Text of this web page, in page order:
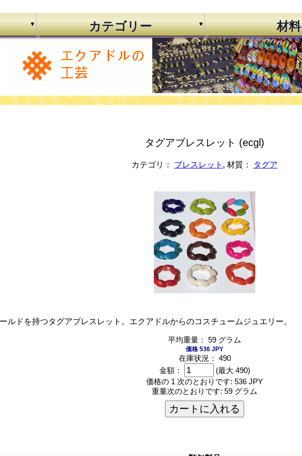
カテゴリー 材料
タグアブレスレット (ecgl)
カテゴリ： ブレスレット , 材質： タグア
ルドを持つタグアブレスレット。エクアドルからのコスチュームジュエリー。
平均重量： 59 グラム
価格 536 JPY
在庫状況： 490
金額：
(最大 490)
価格の 1 次のとおりです: 536 JPY
重量次のとおりです: 59 グラム
カートに入れる